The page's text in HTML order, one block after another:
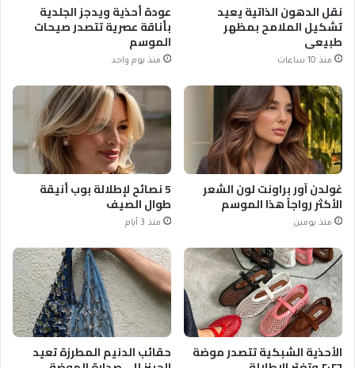
نقل الدهون الذاتية يعيد
تشكيل الملامح بمظهر
طبيعي
منذ 10 ساعات
عودة أحذية ويدجز الجلدية
بأناقة عصرية تتصدر صيحات
الموسم
منذ يوم واحد
غولدن آور براونت لون الشعر
الأكثر رواجاً هذا الموسم
منذ يومين
5 نصائح لإطلالة بوب أنيقة
طوال الصيف
منذ 3 أيام
الأحذية الشبكية تتصدر موضة حقائب الدنيم المطرزة تعيد